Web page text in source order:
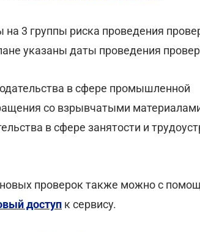
3 группы риска проведения
указаны даты проведения
в сфере промышленной
со взрывчатыми
в сфере занятости и
проверок также можно с
доступ к сервису.